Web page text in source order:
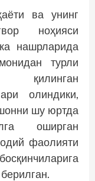
ва унинг
ноҳияси
нашрларида
турли
қилинган
олиндики,
шу юртда
оширган
фаолияти